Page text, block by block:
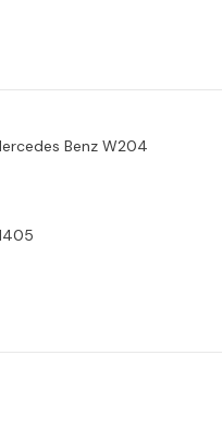
Benz W204